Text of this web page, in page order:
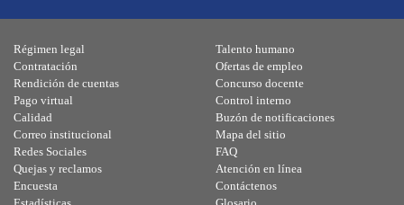
Régimen legal
Contratación
Rendición de cuentas
Pago virtual
Calidad
Talento humano
Ofertas de empleo
Concurso docente
Control interno
Buzón de notificaciones
Correo institucional
Redes Sociales
Quejas y reclamos
Encuesta
Mapa del sitio
FAQ
Atención en línea
Contáctenos